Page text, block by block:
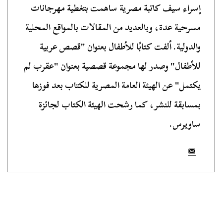
إسراء سيف كاتبة مصرية ساهمت بتغطية مهرجانات
مسرحية عدة، وبالعديد من المقالات بالمواقع المحلية
والدولية. ألفت كتابًا للأطفال بعنوان "قصص عربية
للأطفال" وصدر لها مجموعة قصصية بعنوان "عقرب لم
يكتمل" عن الهيئة العامة المصرية للكتاب بعد فوزها
بمسابقة للنشر، كما رشحت الهيئة الكتاب لجائزة
ساويرس.